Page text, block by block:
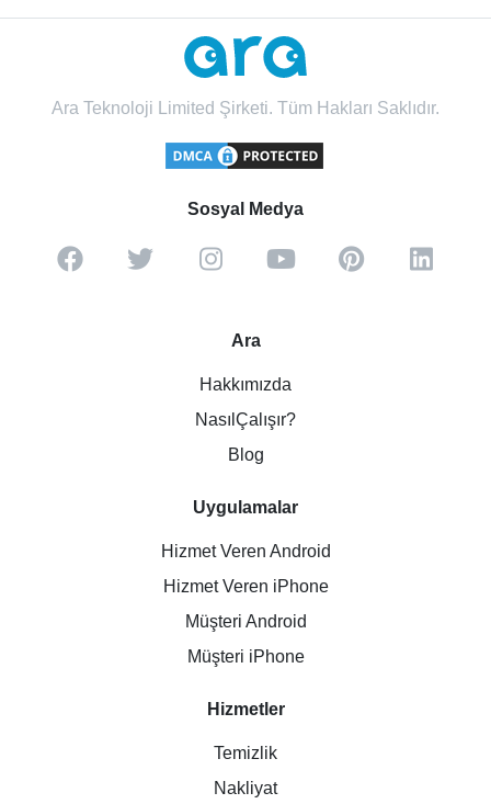
Ara Teknoloji Limited Şirketi. Tüm Hakları Saklıdır.
Sosyal Medya
Ara
Hakkımızda
NasılÇalışır?
Blog
Uygulamalar
Hizmet Veren Android
Hizmet Veren iPhone
Müşteri Android
Müşteri iPhone
Hizmetler
Temizlik
Nakliyat